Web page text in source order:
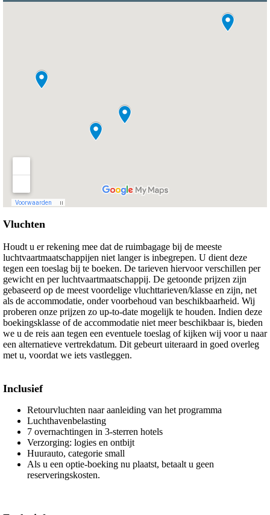
Vluchten
Houdt u er rekening mee dat de ruimbagage bij de meeste
luchtvaartmaatschappijen niet langer is inbegrepen. U dient deze
tegen een toeslag bij te boeken. De tarieven hiervoor verschillen per
gewicht en per luchtvaartmaatschappij. De getoonde prijzen zijn
gebaseerd op de meest voordelige vluchttarieven/klasse en zijn, net
als de accommodatie, onder voorbehoud van beschikbaarheid. Wij
proberen onze prijzen zo up-to-date mogelijk te houden. Indien deze
boekingsklasse of de accommodatie niet meer beschikbaar is, bieden
we u de reis aan tegen een eventuele toeslag of kijken wij voor u naar
een alternatieve vertrekdatum. Dit gebeurt uiteraard in goed overleg
met u, voordat we iets vastleggen.
Inclusief
Retourvluchten naar aanleiding van het programma
Luchthavenbelasting
7 overnachtingen in 3-sterren hotels
Verzorging: logies en ontbijt
Huurauto, categorie small
Als u een optie-boeking nu plaatst, betaalt u geen
reserveringskosten.